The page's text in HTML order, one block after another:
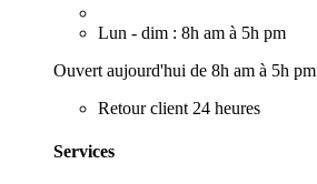
Lun - dim : 8h am à 5h pm
Ouvert aujourd'hui de 8h am à 5h pm
Retour client 24 heures
Services